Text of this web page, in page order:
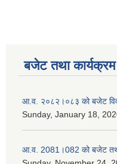
बजेट तथा कार्यक्रम
आ.व. २०८२।०८३ को बजेट
Sunday, January 18,
आ.व. 2081।082 को बजेट